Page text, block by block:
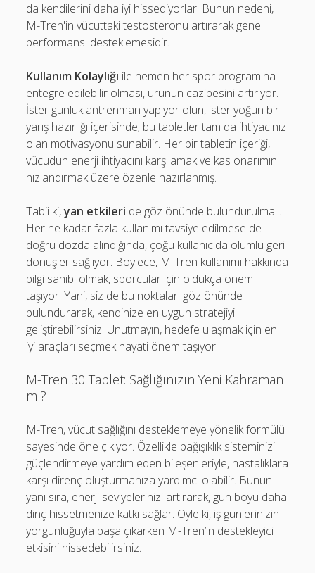
da kendilerini daha iyi hissediyorlar. Bunun nedeni,
M-Tren'in vücuttaki testosteronu artırarak genel
performansı desteklemesidir.
Kullanım Kolaylığı ile hemen her spor programına
entegre edilebilir olması, ürünün cazibesini artırıyor.
İster günlük antrenman yapıyor olun, ister yoğun bir
yarış hazırlığı içerisinde; bu tabletler tam da ihtiyacınız
olan motivasyonu sunabilir. Her bir tabletin içeriği,
vücudun enerji ihtiyacını karşılamak ve kas onarımını
hızlandırmak üzere özenle hazırlanmış.
Tabii ki,yan etkileri de göz önünde bulundurulmalı.
Her ne kadar fazla kullanımı tavsiye edilmese de
doğru dozda alındığında, çoğu kullanıcıda olumlu geri
dönüşler sağlıyor. Böylece, M-Tren kullanımı hakkında
bilgi sahibi olmak, sporcular için oldukça önem
taşıyor. Yani, siz de bu noktaları göz önünde
bulundurarak, kendinize en uygun stratejiyi
geliştirebilirsiniz. Unutmayın, hedefe ulaşmak için en
iyi araçları seçmek hayati önem taşıyor!
M-Tren 30 Tablet: Sağlığınızın Yeni Kahramanı
mı?
M-Tren, vücut sağlığını desteklemeye yönelik formülü
sayesinde öne çıkıyor. Özellikle bağışıklık sisteminizi
güçlendirmeye yardım eden bileşenleriyle, hastalıklara
karşı direnç oluşturmanıza yardımcı olabilir. Bunun
yanı sıra, enerji seviyelerinizi artırarak, gün boyu daha
dinç hissetmenize katkı sağlar. Öyle ki, iş günlerinizin
yorgunluğuyla başa çıkarken M-Tren’in destekleyici
etkisini hissedebilirsiniz.